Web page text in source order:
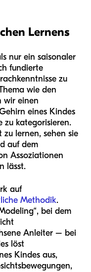
Lernens
nur ein saisonaler
fundierte
zu
wie den
wir einen
eines Kindes
zu kategorisieren.
zu lernen, sehen sie
auf dem
Assoziationen
lässt.
auf
Methodik.
bei dem
Anleiter – bei
löst
Kindes aus,